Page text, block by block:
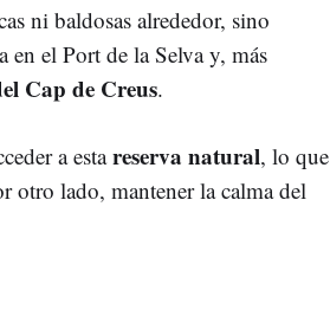
ni baldosas alrededor, sino
en el Port de la Selva y, más
Cap de Creus.
a estareserva natural, lo que
otro lado, mantener la calma del